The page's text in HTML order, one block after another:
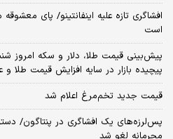
افشاگری تازه علیه اینفانتینو/ پای
است
پیچیده بازار در سایه افزایش قیمت طلا
قیمت جدید تخم‌مرغ اعلام شد
پس‌لرزه‌های یک افشاگری در پنتاگون/